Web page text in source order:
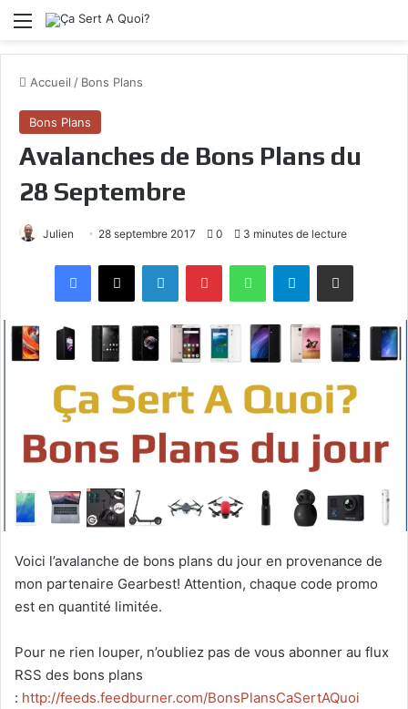
Menu
Accueil / Bons Plans
Bons Plans
Avalanches de Bons Plans du
28 Septembre
Julien 28 septembre 2017 0 3 minutes de lecture
Facebook
X LinkedinPinterestWhatsAppTelegramPartagez par mail
Voici l’avalanche de bons plans du jour en provenance de
mon partenaire Gearbest! Attention, chaque code promo
est en quantité limitée.
Pour ne rien louper, n’oubliez pas de vous abonner au flux
RSS des bons plans
: http://feeds.feedburner.com/BonsPlansCaSertAQuoi